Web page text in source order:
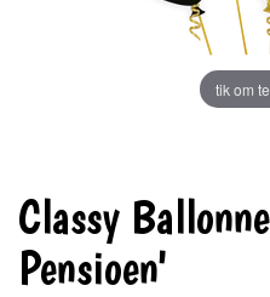
tik om
Classy
Pensioen'